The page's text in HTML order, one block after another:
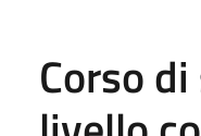
Corso